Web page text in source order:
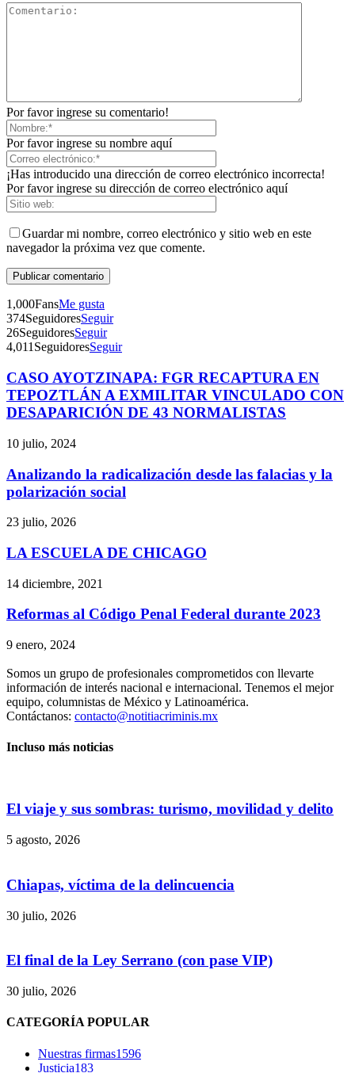
Telegram
Por favor ingrese su comentario!
Por favor ingrese su nombre aquí
¡Has introducido una dirección de correo electrónico incorrecta!
Por favor ingrese su dirección de correo electrónico aquí
Guardar mi nombre, correo electrónico y sitio web en este
navegador la próxima vez que comente.
1,000FansMe gusta
374SeguidoresSeguir
26SeguidoresSeguir
4,011 SeguidoresSeguir
CASO AYOTZINAPA: FGR RECAPTURA EN
TEPOZTLÁN A EXMILITAR VINCULADO CON
DESAPARICIÓN DE 43 NORMALISTAS
10 julio, 2024
Analizando la radicalización desde las falacias y la
polarización social
23 julio, 2026
LA ESCUELA DE CHICAGO
14 diciembre, 2021
Reformas al Código Penal Federal durante 2023
9 enero, 2024
Somos un grupo de profesionales comprometidos con llevarte
información de interés nacional e internacional. Tenemos el mejor
equipo, columnistas de México y Latinoamérica.
Contáctanos: contacto@notitiacriminis.mx
Incluso más noticias
El viaje y sus sombras: turismo, movilidad y delito
5 agosto, 2026
Chiapas, víctima de la delincuencia
30 julio, 2026
El final de la Ley Serrano (con pase VIP)
30 julio, 2026
CATEGORÍA POPULAR
Nuestras firmas1596
Justicia183